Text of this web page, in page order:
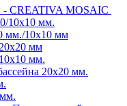
- CREATIVA MOSAIC
10х10 мм.
мм./10х10 мм
мм
мм.
20x20 мм.